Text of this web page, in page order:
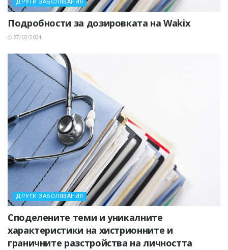
ДРУГИ ЗАБОЛЯВАНИЯ
Подробности за дозировката на Wakix
27/02/2024
ДРУГИ ЗАБОЛЯВАНИЯ
Споделените теми и уникалните
характеристики на хистрионните и
граничните разстройства на личността